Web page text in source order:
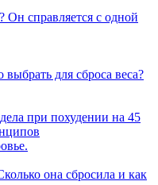
Он справляется с одной
для сброса веса?
при похудении на 45
она сбросила и как